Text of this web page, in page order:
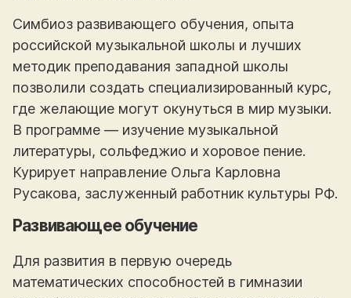
Симбиоз развивающего обучения, опыта
российской музыкальной школы и лучших
методик преподавания западной школы
позволили создать специализированный курс,
где желающие могут окунуться в мир музыки.
В программе — изучение музыкальной
литературы, сольфеджио и хоровое пение.
Курирует направление Ольга Карловна
Русакова, заслуженный работник культуры РФ.
Развивающее обучение
Для развития в первую очередь
математических способностей в гимназии